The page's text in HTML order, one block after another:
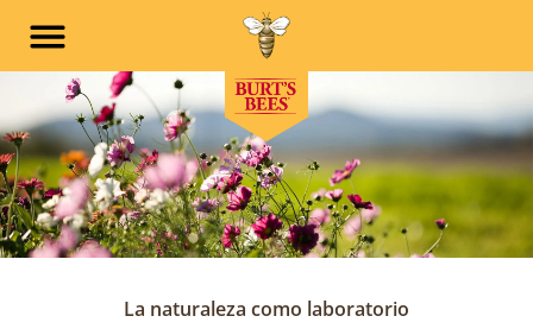
La naturaleza como laboratorio